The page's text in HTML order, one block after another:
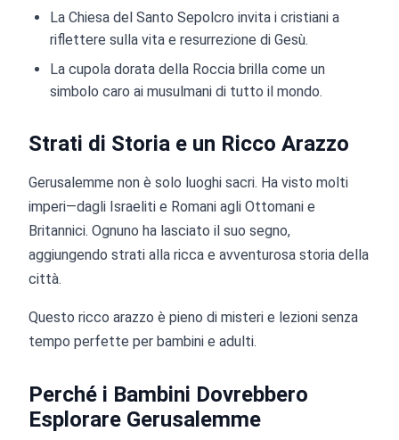
La Chiesa del Santo Sepolcro invita i cristiani a
riflettere sulla vita e resurrezione di Gesù.
La cupola dorata della Roccia brilla come un
simbolo caro ai musulmani di tutto il mondo.
Strati di Storia e un Ricco Arazzo
Gerusalemme non è solo luoghi sacri. Ha visto molti
imperi—dagli Israeliti e Romani agli Ottomani e
Britannici. Ognuno ha lasciato il suo segno,
aggiungendo strati alla ricca e avventurosa storia della
città.
Questo ricco arazzo è pieno di misteri e lezioni senza
tempo perfette per bambini e adulti.
Perché i Bambini Dovrebbero
Esplorare Gerusalemme